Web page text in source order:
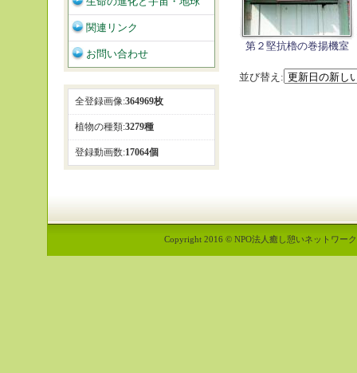
第２堅抗櫓の巻揚機室
並び替え:
関連リンク
お問い合わせ
全登録画像:364969枚
植物の種類:3279種
登録動画数:17064個
Copyright 2016 © NPO法人癒し憩いネットワー